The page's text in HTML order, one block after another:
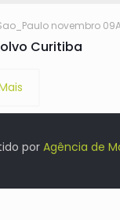
novembro
Curitiba
porAgência de